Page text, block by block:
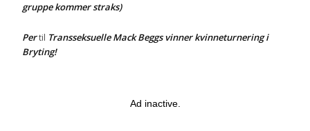
gruppe kommer straks)
Pertil Transseksuelle Mack Beggs vinner kvinneturnering i
Bryting!
Ad inactive.